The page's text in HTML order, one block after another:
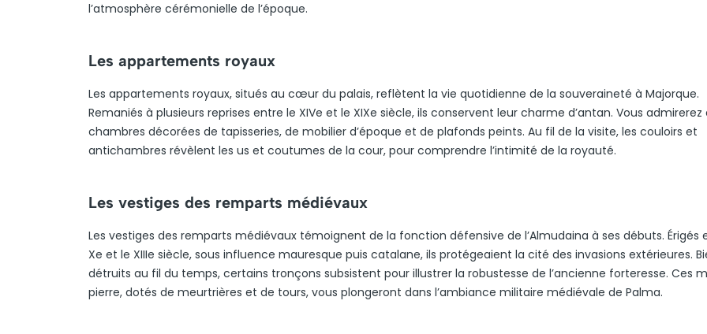
l’atmosphère cérémonielle de l’époque.
Les appartements royaux
Les appartements royaux, situés au cœur du palais, reflètent la vie quotidienne de la souveraineté à Majorque.
Remaniés à plusieurs reprises entre le XIVe et le XIXe siècle, ils conservent leur charme d’antan. Vous admirerez
chambres décorées de tapisseries, de mobilier d’époque et de plafonds peints. Au fil de la visite, les couloirs et
antichambres révèlent les us et coutumes de la cour, pour comprendre l’intimité de la royauté.
Les vestiges des remparts médiévaux
Les vestiges des remparts médiévaux témoignent de la fonction défensive de l’Almudaina à ses débuts. Érigés
Xe et le XIIIe siècle, sous influence mauresque puis catalane, ils protégeaient la cité des invasions extérieures.
détruits au fil du temps, certains tronçons subsistent pour illustrer la robustesse de l’ancienne forteresse. Ces
pierre, dotés de meurtrières et de tours, vous plongeront dans l’ambiance militaire médiévale de Palma.